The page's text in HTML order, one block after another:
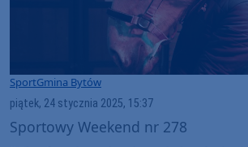
SportGmina Bytów
piątek, 24 stycznia 2025, 15:37
Sportowy Weekend nr 278